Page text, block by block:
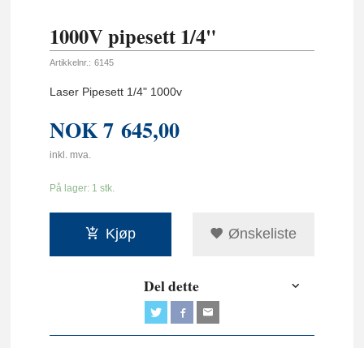
1000V pipesett 1/4"
Artikkelnr.: 6145
Laser Pipesett 1/4" 1000v
NOK7 645,00
inkl. mva.
På lager: 1 stk.
Kjøp Ønskeliste
Del dette